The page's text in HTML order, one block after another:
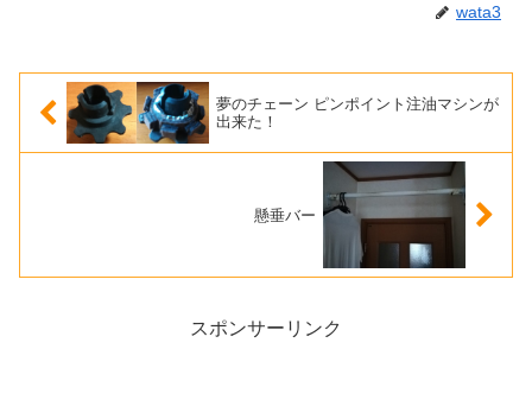
wata3
夢のチェーン ピンポイント注油マシンが
出来た！
懸垂バー
スポンサーリンク